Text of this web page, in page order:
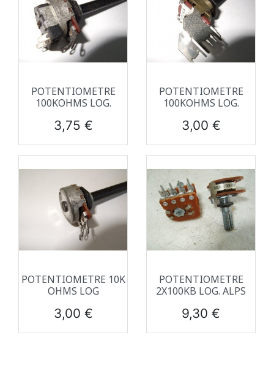
POTENTIOMETRE
100KOHMS LOG.
Prix
3,75 €
POTENTIOMETRE
100KOHMS LOG.
Prix
3,00 €
POTENTIOMETRE 10K
OHMS LOG
Prix
3,00 €
POTENTIOMETRE
2X100KB LOG. ALPS
Prix
9,30 €